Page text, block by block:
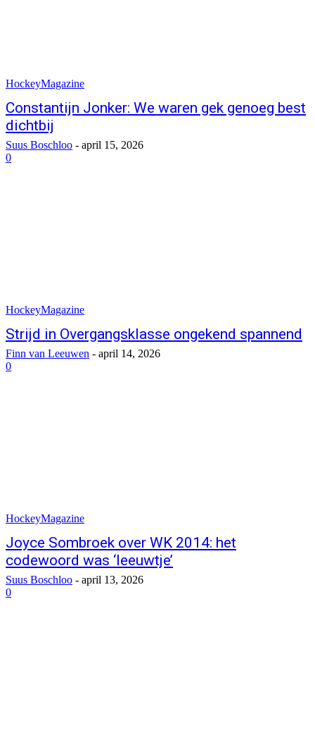
HockeyMagazine
Constantijn Jonker: We waren gek genoeg best
dichtbij
Suus Boschloo - april 15, 2026
0
HockeyMagazine
Strijd in Overgangsklasse ongekend spannend
Finn van Leeuwen - april 14, 2026
0
HockeyMagazine
Joyce Sombroek over WK 2014: het
codewoord was ‘leeuwtje’
Suus Boschloo - april 13, 2026
0